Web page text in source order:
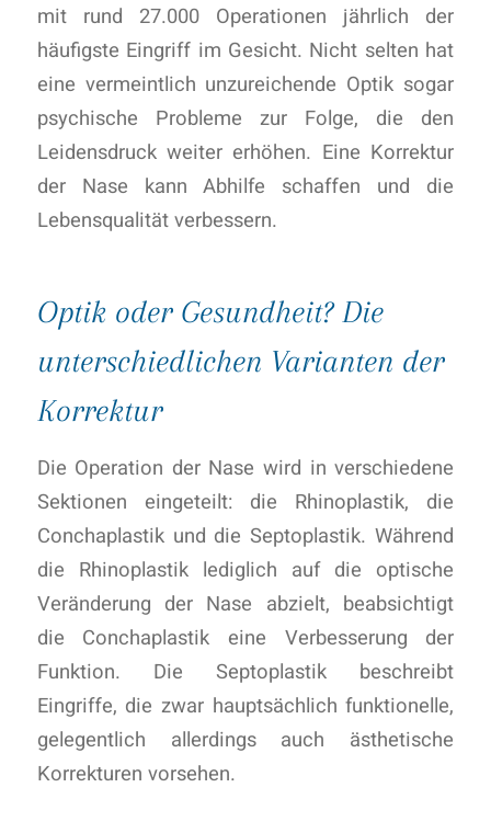
mit rund 27.000 Operationen jährlich der
häufigste Eingriff im Gesicht. Nicht selten hat
eine vermeintlich unzureichende Optik sogar
psychische Probleme zur Folge, die den
Leidensdruck weiter erhöhen. Eine Korrektur
der Nase kann Abhilfe schaffen und die
Lebensqualität verbessern.
Optik oder Gesundheit? Die
unterschiedlichen Varianten der
Korrektur
Die Operation der Nase wird in verschiedene
Sektionen eingeteilt: die Rhinoplastik, die
Conchaplastik und die Septoplastik. Während
die Rhinoplastik lediglich auf die optische
Veränderung der Nase abzielt, beabsichtigt
die Conchaplastik eine Verbesserung der
Funktion. Die Septoplastik beschreibt
Eingriffe, die zwar hauptsächlich funktionelle,
gelegentlich allerdings auch ästhetische
Korrekturen vorsehen.